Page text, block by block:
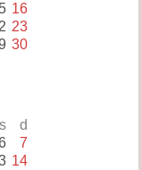
16
23
30
s d
7
14